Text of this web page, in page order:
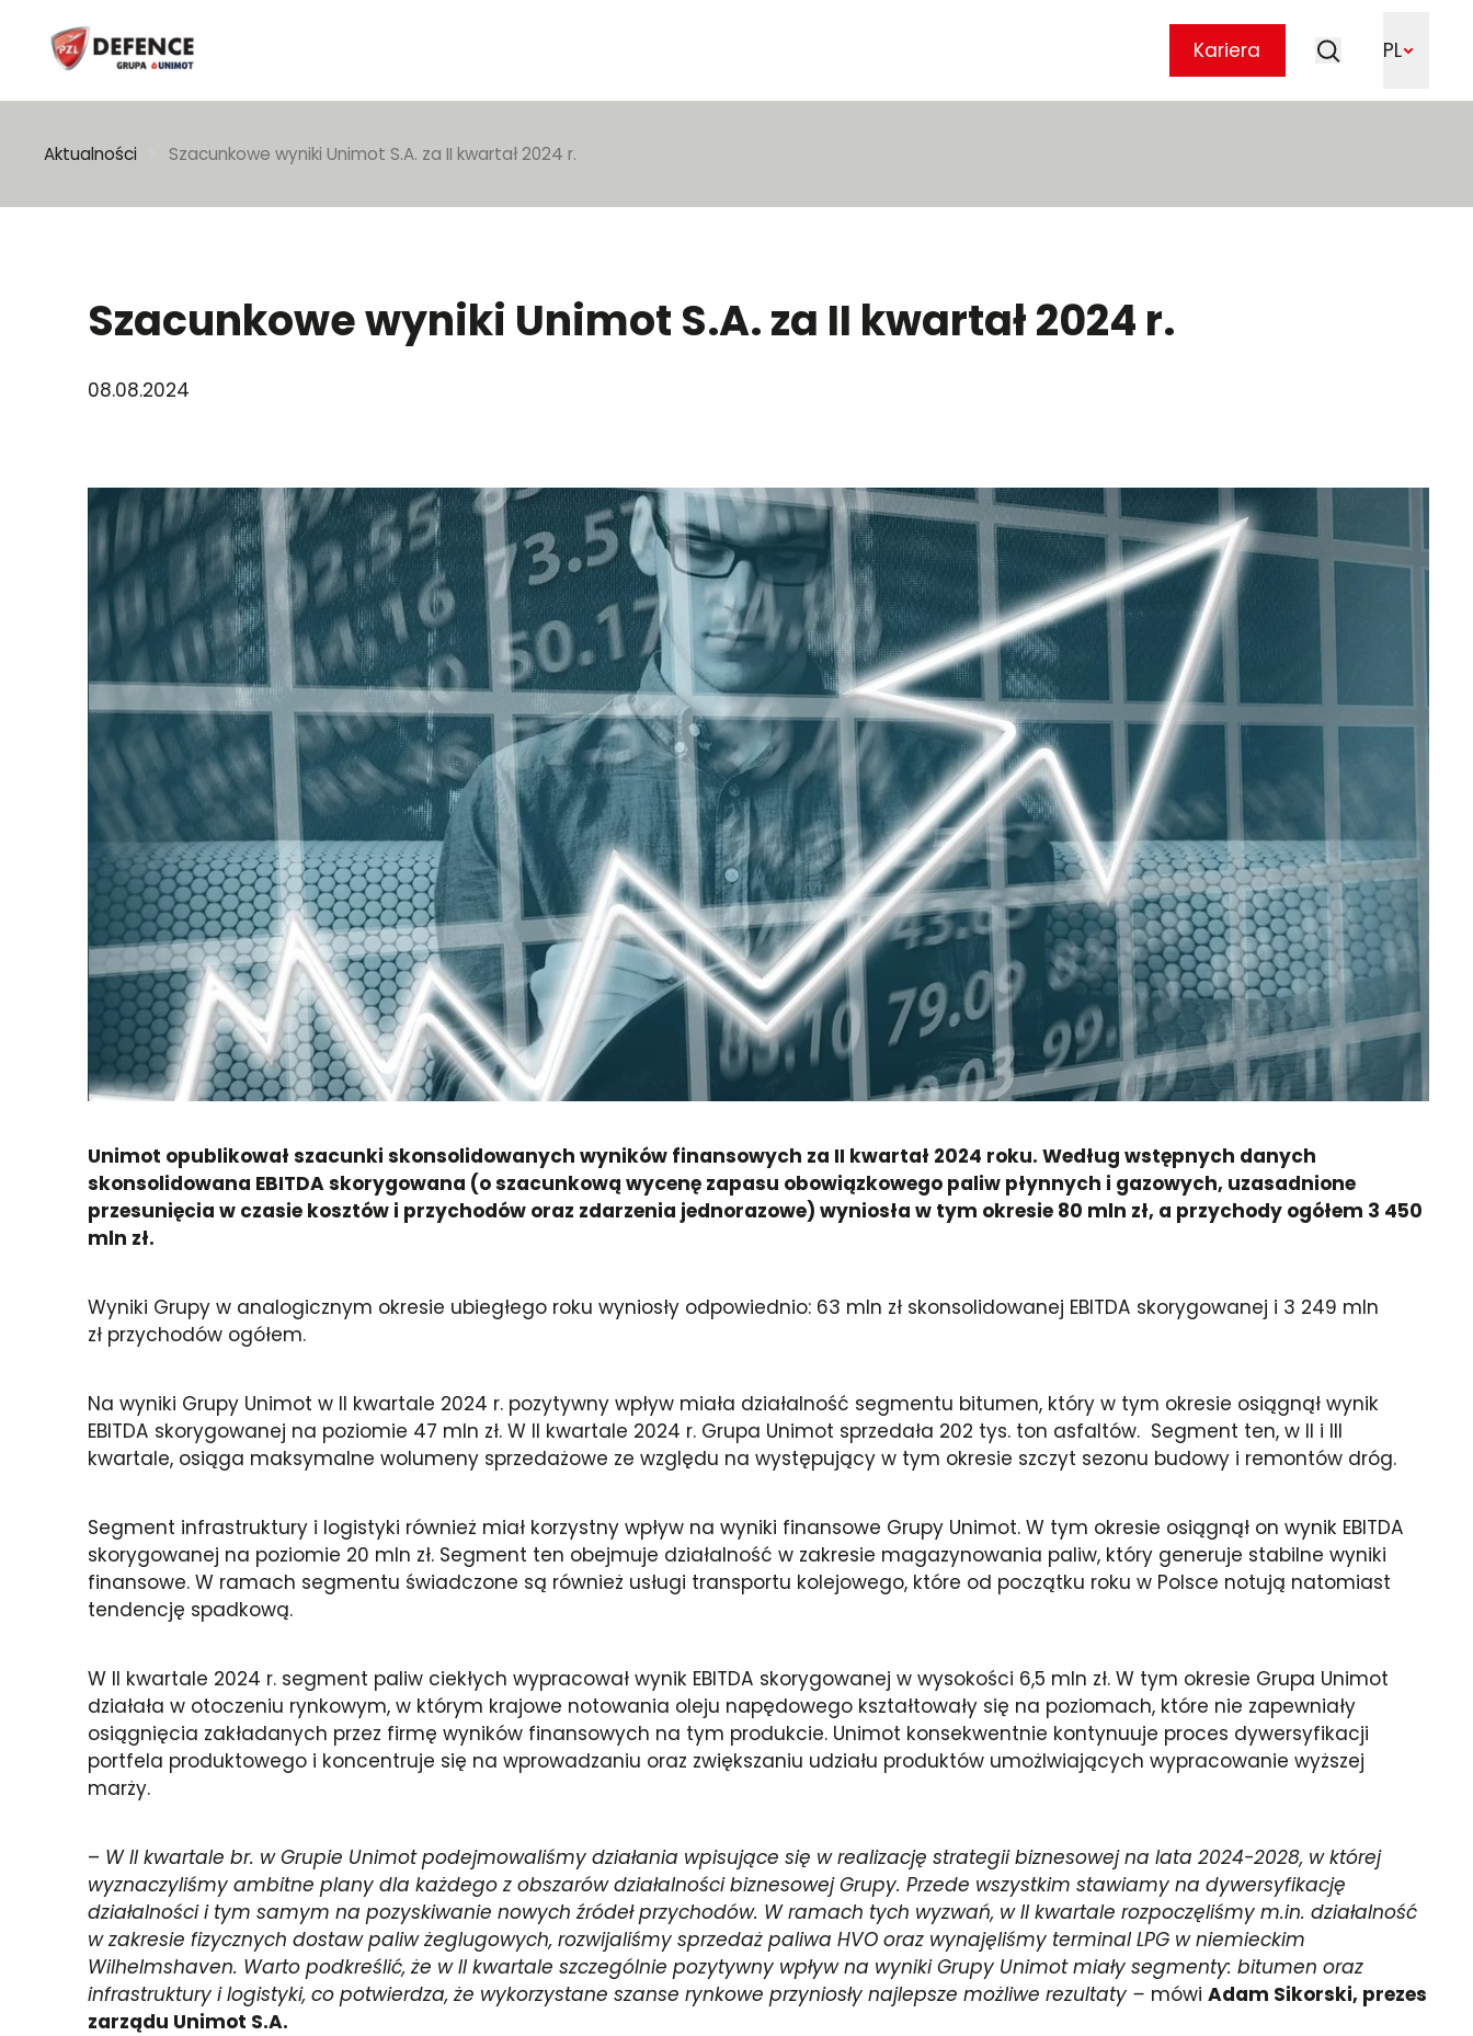
Kariera
PL
Aktualności Szacunkowe wyniki Unimot S.A. za II kwartał 2024 r.
Szacunkowe wyniki Unimot S.A. za II kwartał 2024 r.
08.08.2024
Unimot opublikował szacunki skonsolidowanych wyników finansowych za II kwartał 2024 roku. Według wstępnych danych
skonsolidowana EBITDA skorygowana (o szacunkową wycenę zapasu obowiązkowego paliw płynnych i gazowych, uzasadnione
przesunięcia w czasie kosztów i przychodów oraz zdarzenia jednorazowe) wyniosła w tym okresie 80 mln zł, a przychody ogółem 3 450
mln zł.
Wyniki Grupy w analogicznym okresie ubiegłego roku wyniosły odpowiednio: 63 mln zł skonsolidowanej EBITDA skorygowanej i 3 249 mln
zł przychodów ogółem.
Na wyniki Grupy Unimot w II kwartale 2024 r. pozytywny wpływ miała działalność segmentu bitumen, który w tym okresie osiągnął wynik
EBITDA skorygowanej na poziomie 47 mln zł. W II kwartale 2024 r. Grupa Unimot sprzedała 202 tys. ton asfaltów. Segment ten, w II i III
kwartale, osiąga maksymalne wolumeny sprzedażowe ze względu na występujący w tym okresie szczyt sezonu budowy i remontów dróg.
Segment infrastruktury i logistyki również miał korzystny wpływ na wyniki finansowe Grupy Unimot. W tym okresie osiągnął on wynik EBITDA
skorygowanej na poziomie 20 mln zł. Segment ten obejmuje działalność w zakresie magazynowania paliw, który generuje stabilne wyniki
finansowe. W ramach segmentu świadczone są również usługi transportu kolejowego, które od początku roku w Polsce notują natomiast
tendencję spadkową.
W II kwartale 2024 r. segment paliw ciekłych wypracował wynik EBITDA skorygowanej w wysokości 6,5 mln zł. W tym okresie Grupa Unimot
działała w otoczeniu rynkowym, w którym krajowe notowania oleju napędowego kształtowały się na poziomach, które nie zapewniały
osiągnięcia zakładanych przez firmę wyników finansowych na tym produkcie. Unimot konsekwentnie kontynuuje proces dywersyfikacji
portfela produktowego i koncentruje się na wprowadzaniu oraz zwiększaniu udziału produktów umożlwiających wypracowanie wyższej
marży.
– W II kwartale br. w Grupie Unimot podejmowaliśmy działania wpisujące się w realizację strategii biznesowej na lata 2024-2028, w której
wyznaczyliśmy ambitne plany dla każdego z obszarów działalności biznesowej Grupy. Przede wszystkim stawiamy na dywersyfikację
działalności i tym samym na pozyskiwanie nowych źródeł przychodów. W ramach tych wyzwań, w II kwartale rozpoczęliśmy m.in. działalność
w zakresie fizycznych dostaw paliw żeglugowych, rozwijaliśmy sprzedaż paliwa HVO oraz wynajęliśmy terminal LPG w niemieckim
Wilhelmshaven. Warto podkreślić, że w II kwartale szczególnie pozytywny wpływ na wyniki Grupy Unimot miały segmenty: bitumen oraz
infrastruktury i logistyki, co potwierdza, że wykorzystane szanse rynkowe przyniosły najlepsze możliwe rezultaty – mówi Adam Sikorski, prezes
zarządu Unimot S.A.